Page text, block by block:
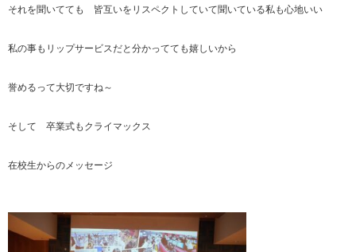
それを聞いてても 皆互いをリスペクトしていて聞いている私も心地いい
私の事もリップサービスだと分かってても嬉しいから
誉めるって大切ですね～
そして 卒業式もクライマックス
在校生からのメッセージ